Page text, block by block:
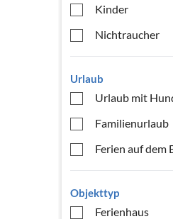
Kinder
Nichtraucher
Urlaub
Urlaub mit
Familienurlaub
Ferien auf dem
Objekttyp
Ferienhaus